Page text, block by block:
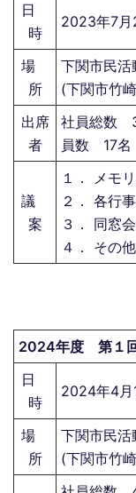
日
時
2023年7
場
所
下関市民
(下関市竹
出席
者
社員総
員数 17名
議
案
１． メモ
２． 各行
３． 同窓
４． その他
2024年度 第１
日
時
2024年4
場
所
下関市民
(下関市竹